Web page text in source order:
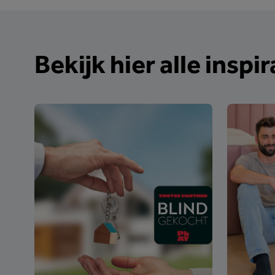
Bekijk hier alle